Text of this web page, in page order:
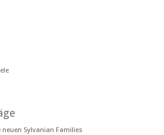
Sylvanian Families